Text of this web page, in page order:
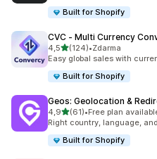
Built for Shopify
CVC ‑ Multi Currency
4,5z 5 hvězd
(124)
Celkový počet recenzí: 124
•Zdarma
Easy global sales with
Built for Shopify
Geos: Geolocation &
4,9z 5 hvězd
(61)
Celkový počet recenzí: 61
•Free plan
Right country, language,
Built for Shopify